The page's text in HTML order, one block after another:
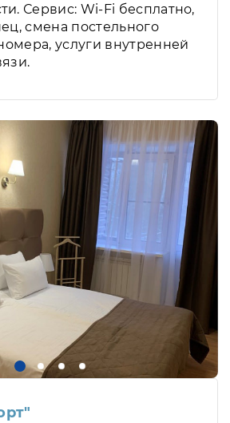
Сервис: Wi-Fi бесплатно,
смена постельного
услуги внутренней